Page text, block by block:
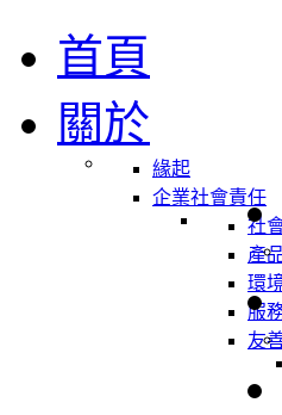
首頁
關於
緣起
企業社會責任
社
產
環
服
友